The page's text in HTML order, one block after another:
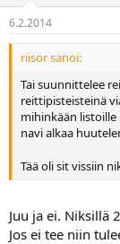
6.2.2014
riisor sanoi:
Tai suunnittelee
reittipisteisteinä
mihinkään
navi alkaa
Tää oli sit vissiin
Juu ja ei. Niksillä
Jos ei tee niin